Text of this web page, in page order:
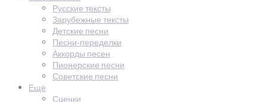
Русские тексты
Зарубежные тексты
Детские песни
Песни-переделки
Аккорды песен
Пионерские песни
Советские песни
Ещё